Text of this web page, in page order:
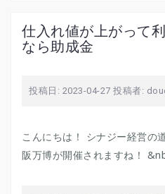
仕入れ値が上がって
なら助成金
投稿日: 2023-04-27 投稿者:
こんにちは！ シナジー経営
阪万博が開催されますね！